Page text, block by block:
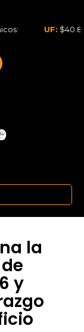
UF: $40.844,79
la
y